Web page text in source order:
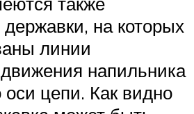
на которых
линии
напильника
оси цепи. Как видно